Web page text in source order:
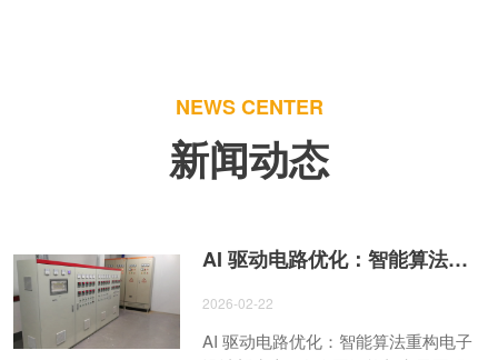
NEWS CENTER
新闻动态
AI 驱动电路优化：智能算法重构电子设计新生态
2026-02-22
AI 驱动电路优化：智能算法重构电子